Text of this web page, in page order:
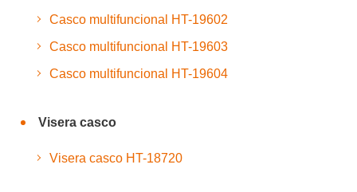
Casco multifuncional HT-19602
Casco multifuncional HT-19603
Casco multifuncional HT-19604
Visera casco
Visera casco HT-18720